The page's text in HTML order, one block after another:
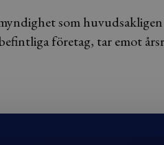
som
företag, tar emot